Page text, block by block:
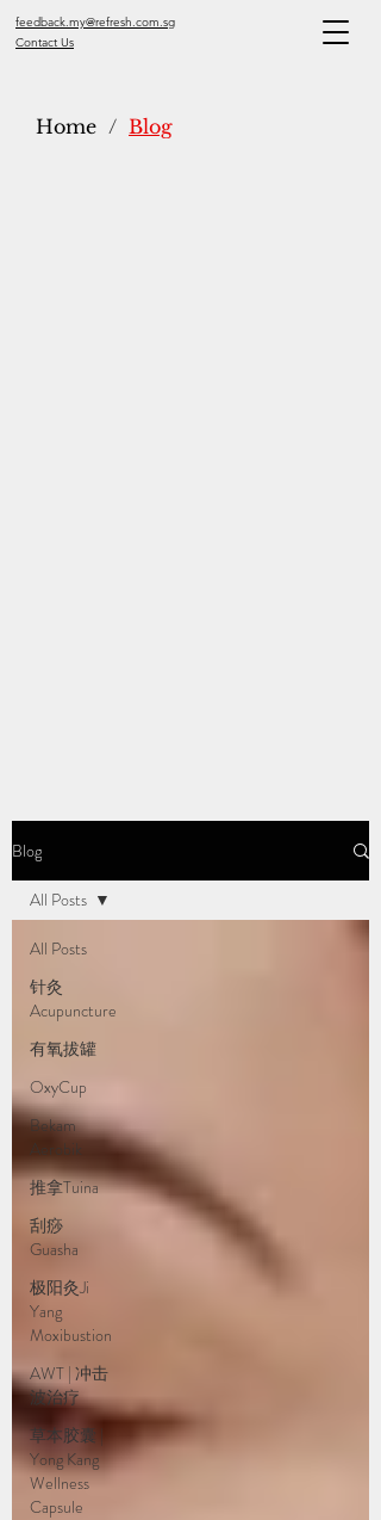
feedback.my@refresh.com.sg
Contact Us
Home / Blog
Blog
All Posts
针灸
Acupuncture
有氧拔罐
OxyCup
Bekam
Aerobik
推拿Tuina
刮痧
Guasha
极阳灸Ji
Yang
Moxibustion
AWT | 冲击
波治疗
草本胶囊 |
Yong Kang
Wellness
Capsule
All Posts